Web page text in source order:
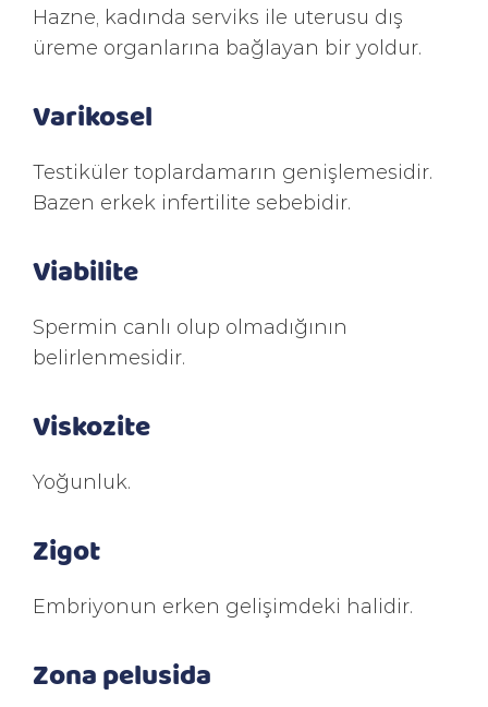
Hazne, kadında serviks ile uterusu dış
üreme organlarına bağlayan bir yoldur.
Varikosel
Testiküler toplardamarın genişlemesidir.
Bazen erkek infertilite sebebidir.
Viabilite
Spermin canlı olup olmadığının
belirlenmesidir.
Viskozite
Yoğunluk.
Zigot
Embriyonun erken gelişimdeki halidir.
Zona pelusida